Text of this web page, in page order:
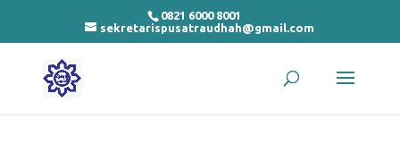
0821 6000 8001
sekretarispusatraudhah@gmail.com